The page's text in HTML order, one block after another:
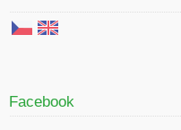
Facebook